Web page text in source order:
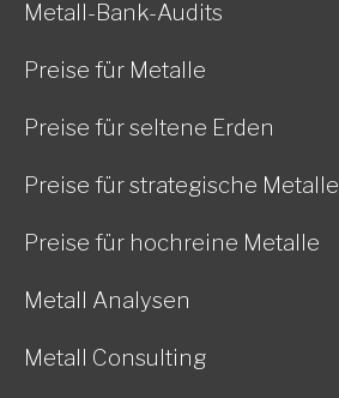
Metall-Bank-Audits
Preise für Metalle
Preise für seltene Erden
Preise für strategische Metalle
Preise für hochreine Metalle
Metall Analysen
Metall Consulting